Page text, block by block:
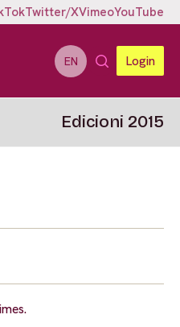
Twitter/XVimeoYouTube
EN Login
Edicioni 2015